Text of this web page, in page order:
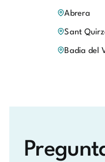
Abrera
Sant
Badia del